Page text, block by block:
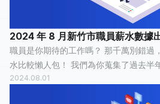
2024 年 8 月新竹市職員薪水數據
職員是你期待的工作嗎？ 那千萬別錯過，比薪水特別整理的職員薪
水比較懶人包！ 我們為你蒐集了過去半年來新竹市職員的薪水情
報，有 24 人分享他們最真實的工作經
2024.08.01